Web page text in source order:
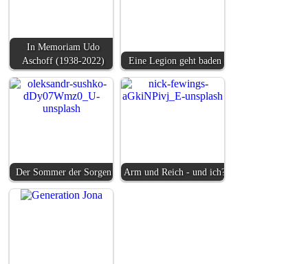
In Memoriam Udo
Aschoff (1938-2022)
Eine Legion geht baden
Der Sommer der Sorgen Arm und Reich - und ich?